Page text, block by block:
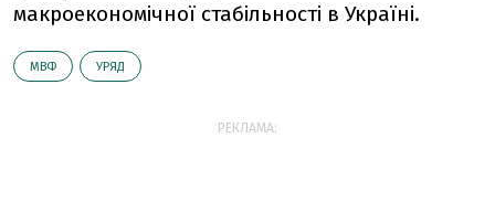
макроекономічної стабільності в Україні.
МВФ УРЯД
РЕКЛАМА: